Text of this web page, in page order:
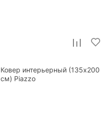
Ковер интерьерный (135x200
см) Piazzo